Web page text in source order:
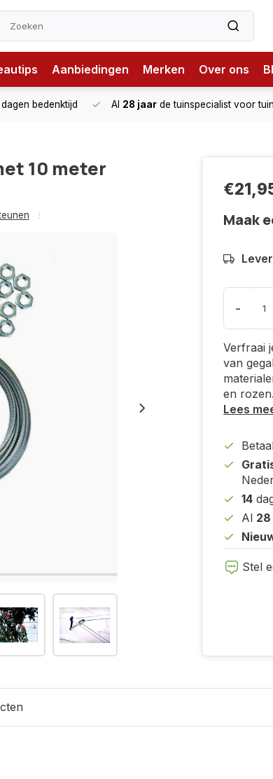
Aanbiedingen Merken Over ons
dagen bedenktijd Al 28 jaar de tuinspecialist voor
10 meter
Maak
-
Verfraai
van
en rozen.
Lees
14
Al
Stel